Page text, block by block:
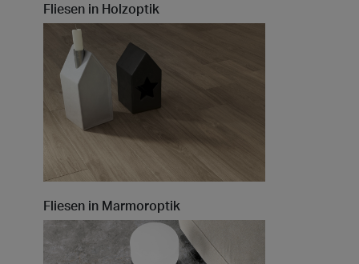
Fliesen in Holzoptik
Fliesen in Marmoroptik